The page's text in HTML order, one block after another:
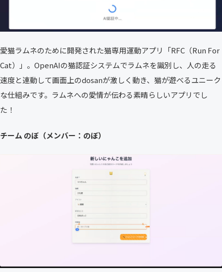
愛猫ラムネのために開発された猫専用運動アプリ「RFC（Run For
Cat）」。OpenAIの猫認証システムでラムネを識別し、人の走る
速度と連動して画面上のdosanが激しく動き、猫が遊べるユニーク
な仕組みです。ラムネへの愛情が伝わる素晴らしいアプリでし
た！
チーム のぼ（メンバー：のぼ）